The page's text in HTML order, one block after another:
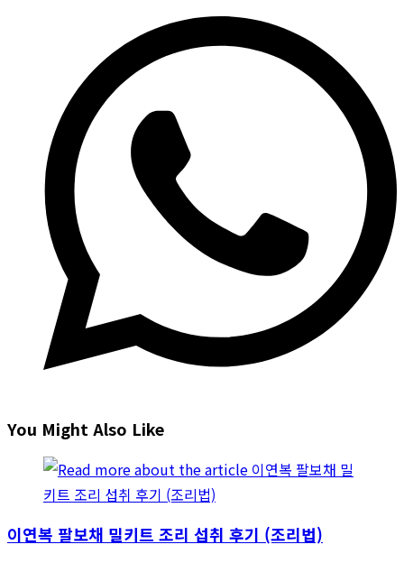
You Might Also Like
이연복 팔보채 밀키트 조리 섭취 후기 (조리법)